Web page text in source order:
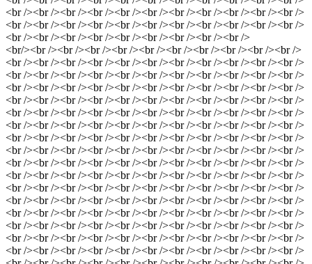
<br /><br /><br /><br /><br /><br /><br /><br /><br /><br /><br />
<br /><br /><br /><br /><br /><br /><br /><br /><br /><br /><br />
<br /><br /><br /><br /><br /><br /><br /><br /><br />
<br/><br /><br /><br /><br /><br /><br /><br /><br /><br /><br />
<br /><br /><br /><br /><br /><br /><br /><br /><br /><br /><br />
<br /><br /><br /><br /><br /><br /><br /><br /><br /><br /><br />
<br /><br /><br /><br /><br /><br /><br /><br /><br /><br /><br />
<br /><br /><br /><br /><br /><br /><br /><br /><br /><br /><br />
<br /><br /><br /><br /><br /><br /><br /><br /><br /><br /><br />
<br /><br /><br /><br /><br /><br /><br /><br /><br /><br /><br />
<br /><br /><br /><br /><br /><br /><br /><br /><br /><br /><br />
<br /><br /><br /><br /><br /><br /><br /><br /><br /><br /><br />
<br /><br /><br /><br /><br /><br /><br /><br /><br /><br /><br />
<br /><br /><br /><br /><br /><br /><br /><br /><br /><br /><br />
<br /><br /><br /><br /><br /><br /><br /><br /><br /><br /><br />
<br /><br /><br /><br /><br /><br /><br /><br /><br /><br /><br />
<br /><br /><br /><br /><br /><br /><br /><br /><br /><br /><br />
<br /><br /><br /><br /><br /><br /><br /><br /><br /><br /><br />
<br /><br /><br /><br /><br /><br /><br /><br /><br /><br /><br />
<br /><br /><br /><br /><br /><br /><br /><br /><br /><br /><br />